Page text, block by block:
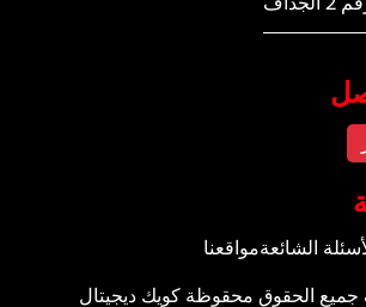
الشائعةمواقعنا
جميع الحقوق محقوظةكويك ديجيتال